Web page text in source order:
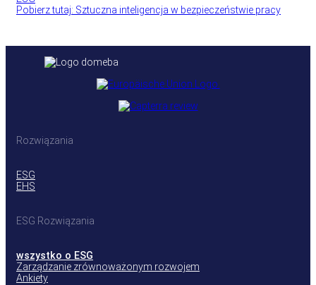
Pobierz tutaj: Sztuczna inteligencja w bezpieczeństwie pracy
Rozwiązania
ESG
EHS
ESG Rozwiązania
wszystko o ESG
Zarządzanie zrównoważonym rozwojem
Ankiety